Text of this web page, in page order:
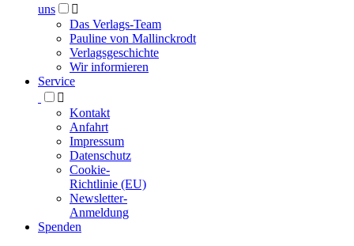
uns

Das Verlags-Team
Pauline von Mallinckrodt
Verlagsgeschichte
Wir informieren
Service

Kontakt
Anfahrt
Impressum
Datenschutz
Cookie-
Richtlinie (EU)
Newsletter-
Anmeldung
Spenden